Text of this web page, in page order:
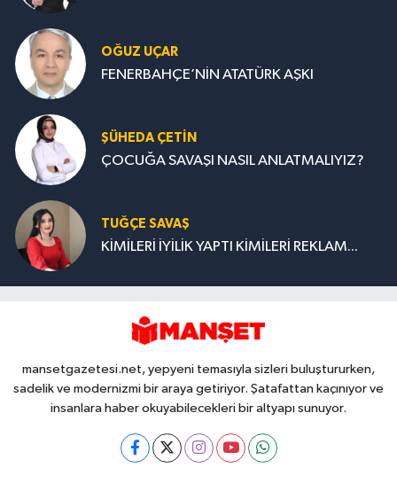
OĞUZ UÇAR
FENERBAHÇE’NİN ATATÜRK AŞKI
ŞÜHEDA ÇETİN
ÇOCUĞA SAVAŞI NASIL ANLATMALIYIZ?
TUĞÇE SAVAŞ
KİMİLERİ İYİLİK YAPTI KİMİLERİ REKLAM...
mansetgazetesi.net, yepyeni temasıyla sizleri buluştururken,
sadelik ve modernizmi bir araya getiriyor. Şatafattan kaçınıyor ve
insanlara haber okuyabilecekleri bir altyapı sunuyor.